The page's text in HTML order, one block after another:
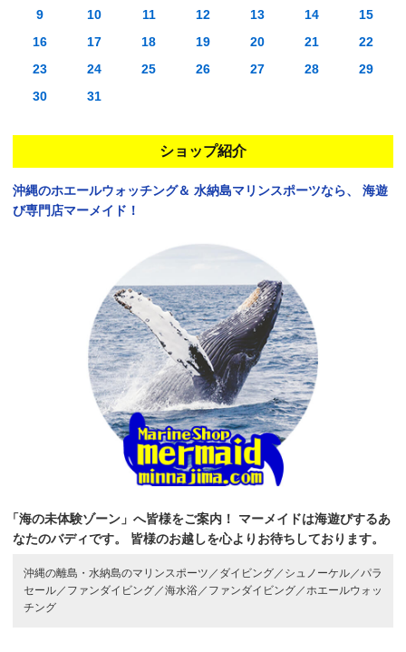
9
10 11 12 13 14
15
16
17 18 19 20 21
22
23
24 25 26 27 28
29
30
31
ショップ紹介
沖縄のホエールウォッチング＆ 水納島マリンスポーツなら、
海遊
び専門店マーメイド！
「海の未体験ゾーン」へ皆様をご案内！
マーメイドは海遊びするあ
なたのバディです。
皆様のお越しを心よりお待ちしております。
沖縄の離島・水納島のマリンスポーツ／ ダイビング／ シュノーケル／パラ
セール／ ファンダイビング／海水浴／ ファンダイビング／ホエールウォッ
チング